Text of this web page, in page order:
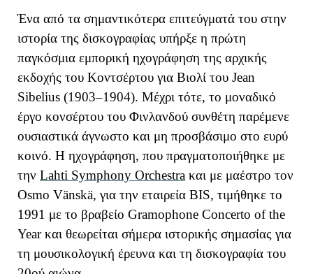
Ένα από τα σημαντικότερα επιτεύγματά του στην
ιστορία της δισκογραφίας υπήρξε η πρώτη
παγκόσμια εμπορική ηχογράφηση της αρχικής
εκδοχής του Κοντσέρτου για Βιολί του Jean
Sibelius (1903–1904). Μέχρι τότε, το μοναδικό
έργο κονσέρτου του Φινλανδού συνθέτη παρέμενε
ουσιαστικά άγνωστο και μη προσβάσιμο στο ευρύ
κοινό. Η ηχογράφηση, που πραγματοποιήθηκε με
την Lahti Symphony Orchestra και με μαέστρο τον
Osmo Vänskä, για την εταιρεία BIS, τιμήθηκε το
1991 με το βραβείο Gramophone Concerto of the
Year και θεωρείται σήμερα ιστορικής σημασίας για
τη μουσικολογική έρευνα και τη δισκογραφία του